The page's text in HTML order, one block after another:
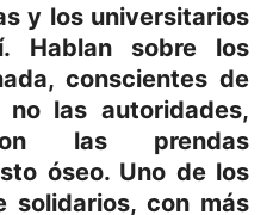
y los universitarios
Hablan sobre los
conscientes de
las autoridades,
las prendas
óseo. Uno de los
solidarios, con más